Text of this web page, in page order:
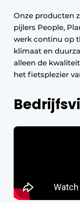
Onze producten
pijlers People,
werk continu op
klimaat en
alleen de
het fietsplezier